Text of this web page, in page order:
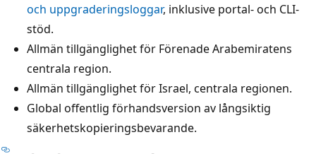
och uppgraderingsloggar, inklusive portal- och CLI-
stöd.
Allmän tillgänglighet för Förenade Arabemiratens
centrala region.
Allmän tillgänglighet för Israel, centrala regionen.
Global offentlig förhandsversion av långsiktig
säkerhetskopieringsbevarande.